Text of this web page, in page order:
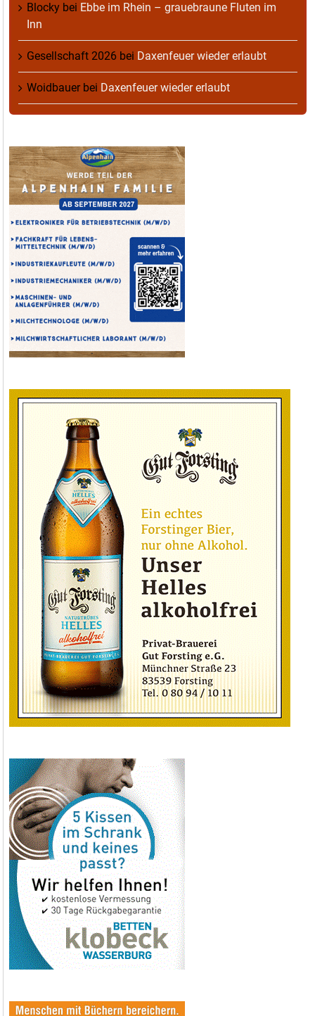
Blocky bei Ebbe im Rhein – grauebraune Fluten im
Inn
Gesellschaft 2026 bei Daxenfeuer wieder erlaubt
Woidbauerbei Daxenfeuer wieder erlaubt